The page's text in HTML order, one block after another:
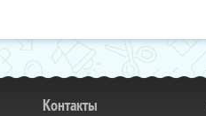
Контакты